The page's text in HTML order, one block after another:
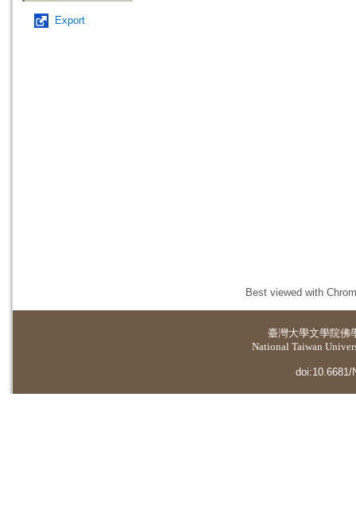
Export
Best viewed with
臺灣大學文學院佛
National Taiwan
doi:10.6681/